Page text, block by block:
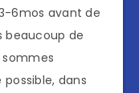
6mos avant de
beaucoup de
sommes
dans